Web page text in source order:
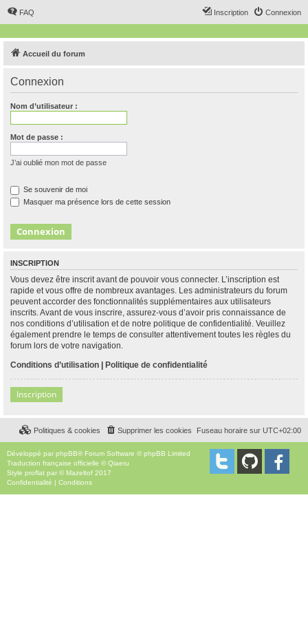
FAQ Connexion
Inscription
Accueil du forum
Connexion
Nom d’utilisateur :
Mot de passe :
J’ai oublié mon mot de passe
Se souvenir de moi
Masquer ma présence lors de cette session
INSCRIPTION
Vous devez être inscrit avant de pouvoir vous connecter. L’inscription est
rapide et vous offre de nombreux avantages. Les administrateurs du forum
peuvent accorder des fonctionnalités supplémentaires aux utilisateurs
inscrits. Avant de vous inscrire, assurez-vous d’avoir pris connaissance de
nos conditions d’utilisation et de notre politique de confidentialité. Veuillez
également prendre le temps de consulter attentivement toutes les règles du
forum lors de votre navigation.
Conditions d’utilisation | Politique de confidentialité
Inscription
Fuseau horaire sur UTC+02:00
Supprimer les cookies
Politiques & cookies
Développé par phpBB® Forum Software © phpBB Limited
Traduction française officielle ©Qiaeru
Style proflat par © Mazeltof 2017
Confidentialité | Conditions